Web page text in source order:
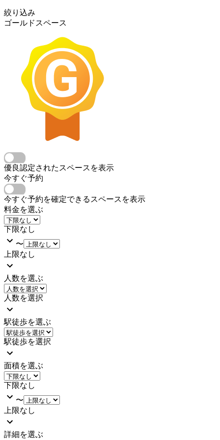
絞り込み
ゴールドスペース
優良認定されたスペースを表示
今すぐ予約
今すぐ予約を確定できるスペースを表示
料金を選ぶ
下限なし
〜
上限なし
人数を選ぶ
人数を選択
駅徒歩を選ぶ
駅徒歩を選択
面積を選ぶ
下限なし
〜
上限なし
詳細を選ぶ